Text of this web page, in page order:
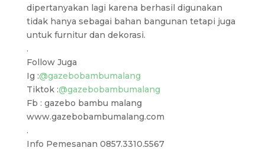
dipertanyakan lagi karena berhasil digunakan
tidak hanya sebagai bahan bangunan tetapi juga
untuk furnitur dan dekorasi.
.
Follow Juga
Ig :@gazebobambumalang
Tiktok :@gazebobambumalang
Fb : gazebo bambu malang
www.gazebobambumalang.com
.
Info Pemesanan 0857.3310.5567